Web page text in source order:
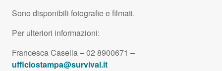
Sono disponibili fotografie e filmati.
Per ulteriori informazioni:
Francesca Casella – 02 8900671 –
ufficiostampa@survival.it